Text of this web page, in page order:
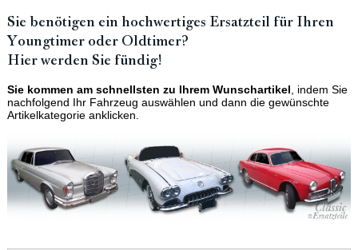
Sie benötigen ein hochwertiges Ersatzteil für Ihren
Youngtimer oder Oldtimer?
Hier werden Sie fündig!
Sie kommen am schnellsten zu Ihrem Wunschartikel , indem Sie
nachfolgend Ihr Fahrzeug auswählen und dann die gewünschte
Artikelkategorie anklicken.